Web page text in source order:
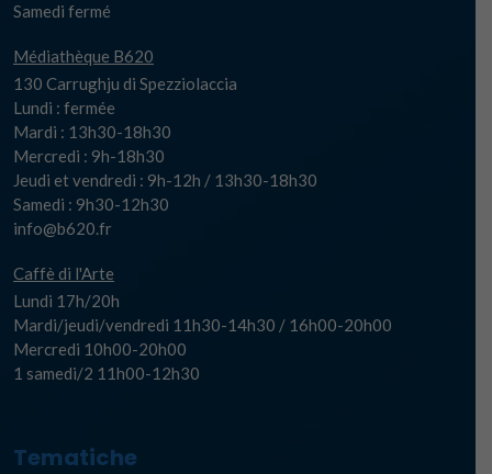
Samedi fermé
Médiathèque B620
130 Carrughju di Spezziolaccia
Lundi : fermée
Mardi : 13h30-18h30
Mercredi : 9h-18h30
Jeudi et vendredi : 9h-12h / 13h30-18h30
Samedi : 9h30-12h30
info@b620.fr
Caffè di l'Arte
Lundi 17h/20h
Mardi/jeudi/vendredi 11h30-14h30 / 16h00-20h00
Mercredi 10h00-20h00
1 samedi/2 11h00-12h30
Tematiche